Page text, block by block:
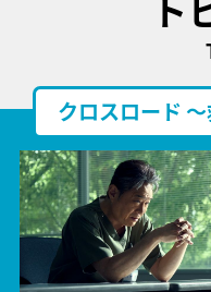
クロスロード